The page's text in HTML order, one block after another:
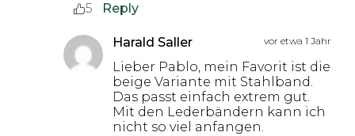
5
Reply
Harald Saller vor etwa 1 Jahr
Lieber Pablo, mein Favorit ist die
beige Variante mit Stahlband.
Das passt einfach extrem gut.
Mit den Lederbändern kann ich
nicht so viel anfangen.